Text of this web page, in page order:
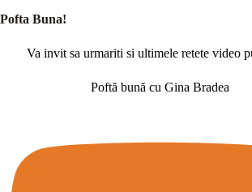
Pofta Buna!
Va invit sa urmariti si ultimele retete video
Poftă bună cu Gina Bradea